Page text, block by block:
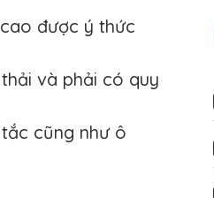
được ý thức
và phải có quy
cũng như ô